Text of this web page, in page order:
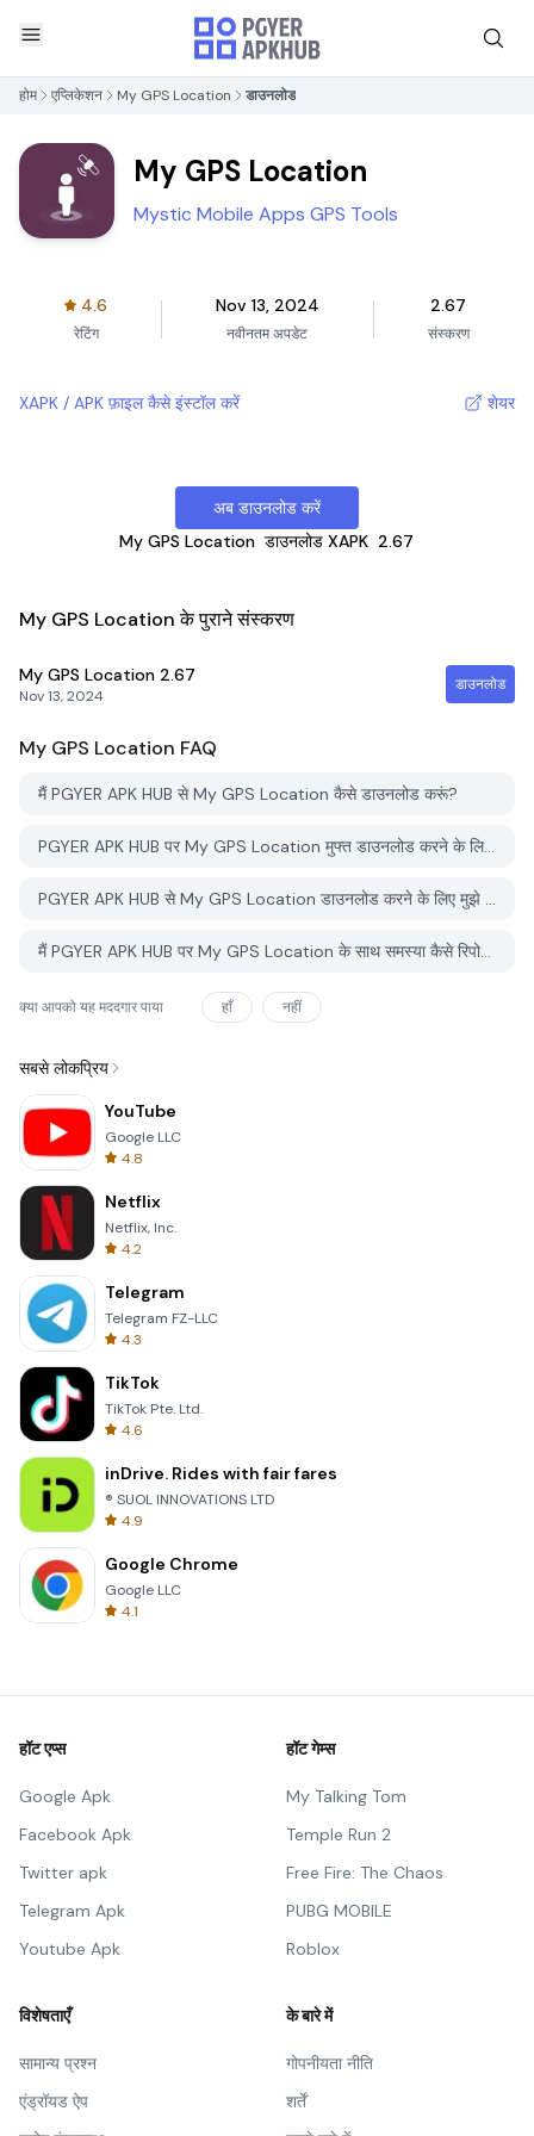
होम एप्लिकेशन My GPS Location डाउनलोड
My GPS Location
Mystic Mobile Apps GPS Tools
4.6
रेटिंग
Nov 13, 2024
नवीनतम अपडेट
2.67
संस्करण
XAPK / APK फ़ाइल कैसे इंस्टॉल करें शेयर
अब डाउनलोड करें
My GPS Location डाउनलोड XAPK 2.67
My GPS Location के पुराने संस्करण
My GPS Location 2.67
Nov 13, 2024
डाउनलोड
My GPS Location FAQ
मैं PGYER APK HUB से My GPS Location कैसे डाउनलोड करूं?
PGYER APK HUB पर My GPS Location मुफ्त डाउनलोड करने के लिए है?
PGYER APK HUB से My GPS Location डाउनलोड करने के लिए मुझे एक खाता चाहिए?
मैं PGYER APK HUB पर My GPS Location के साथ समस्या कैसे रिपोर्ट कर सकता हूँ?
क्या आपको यह मददगार पाया हाँ नहीं
सबसे लोकप्रिय
YouTube
Google LLC
4.8
Netflix
Netflix, Inc.
4.2
Telegram
Telegram FZ-LLC
4.3
TikTok
TikTok Pte. Ltd.
4.6
inDrive. Rides with fair fares
® SUOL INNOVATIONS LTD
4.9
Google Chrome
Google LLC
4.1
हॉट एप्स
Google Apk
Facebook Apk
Twitter apk
Telegram Apk
Youtube Apk
हॉट गेम्स
My Talking Tom
Temple Run 2
Free Fire: The Chaos
PUBG MOBILE
Roblox
विशेषताएँ
सामान्य प्रश्न
एंड्रॉयड ऐप
के बारे में
गोपनीयता नीति
शर्तें